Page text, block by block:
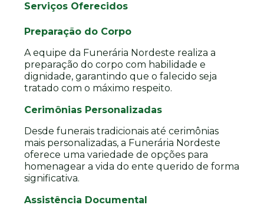
Serviços Oferecidos
Preparação do Corpo
A equipe da Funerária Nordeste realiza a
preparação do corpo com habilidade e
dignidade, garantindo que o falecido seja
tratado com o máximo respeito.
Cerimônias Personalizadas
Desde funerais tradicionais até cerimônias
mais personalizadas, a Funerária Nordeste
oferece uma variedade de opções para
homenagear a vida do ente querido de forma
significativa.
Assistência Documental